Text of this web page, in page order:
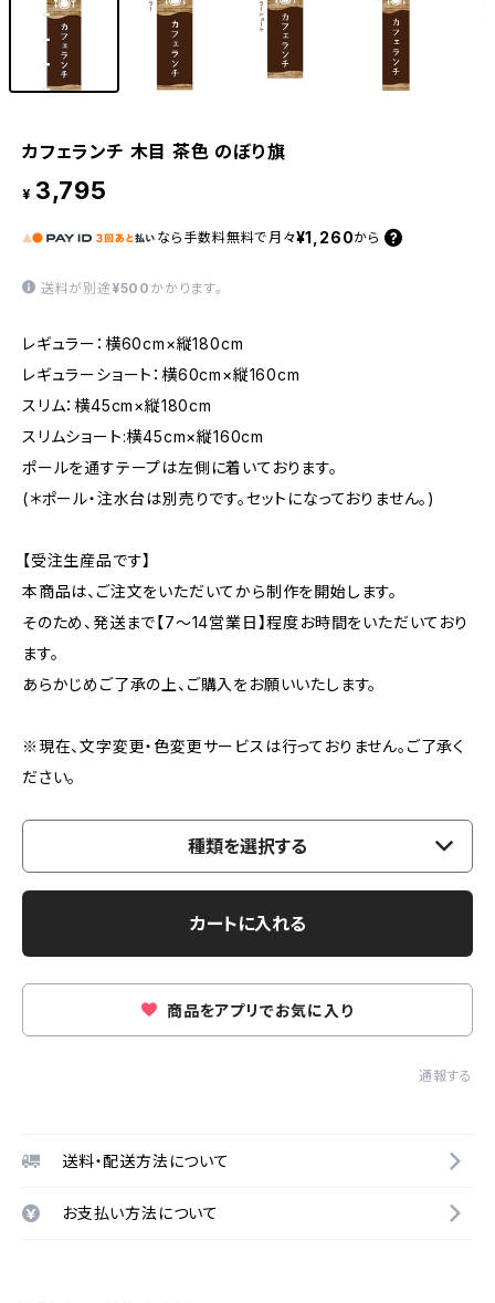
カフェランチ 木目 茶色 のぼり旗
¥ 3,795
なら 手数料無料で 月々¥1,260から
送料が別途 ¥500 かかります。
レギュラー：横60cm×縦180cm
レギュラーショート：横60cm×縦160cm
スリム：横45cm×縦180cm
スリムショート:横45cm×縦160cm
ポールを通すテープは左側に着いております。
(＊ポール・注水台は別売りです。セットになっておりません。)
【受注生産品です】
本商品は、ご注文をいただいてから制作を開始します。
そのため、発送まで【7〜14営業日】程度お時間をいただいており
ます。
あらかじめご了承の上、ご購入をお願いいたします。
※現在、文字変更・色変更サービスは行っておりません。ご了承く
ださい。
種類を選択する
カートに入れる
商品をアプリでお気に入り
通報する
送料・配送方法について
お支払い方法について